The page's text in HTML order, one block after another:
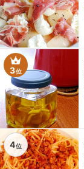
3位
4位